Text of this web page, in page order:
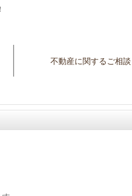
不動産に関するご相談